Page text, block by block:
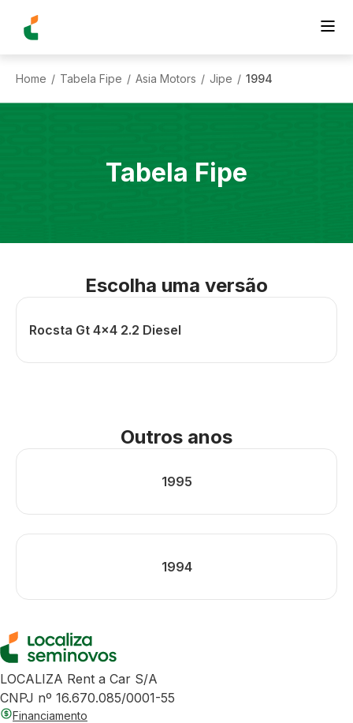
Home / Tabela Fipe / Asia Motors / Jipe / 1994
Tabela Fipe
Escolha uma versão
Rocsta Gt 4x4 2.2 Diesel
Outros anos
1995
1994
LOCALIZA Rent a Car S/A
CNPJ nº 16.670.085/0001-55
Financiamento